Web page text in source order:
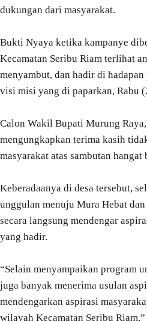
dukungan dari masyarakat.
Bukti Nyaya ketika kampanye
Kecamatan Seribu Riam terlihat
menyambut, dan hadir di
visi misi yang di paparkan, Rabu
Calon Wakil Bupati Murung
mengungkapkan terima kasih
masyarakat atas sambutan hangat
Keberadaanya di desa tersebut,
unggulan menuju Mura Hebat
secara langsung mendengar
yang hadir.
“Selain menyampaikan program
juga banyak menerima usulan
mendengarkan aspirasi
wilayah Kecamatan Seribu